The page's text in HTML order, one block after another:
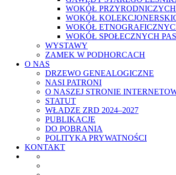
WOKÓŁ
WOKÓŁ
WOKÓŁ
WOKÓŁ SPOŁECZNYCH
WYSTAWY
ZAMEK W PODHORCACH
O NAS
DRZEWO GENEALOGICZNE
NASI PATRONI
O NASZEJ STRONIE
STATUT
WŁADZE ZRD 2024–2027
PUBLIKACJE
DO POBRANIA
POLITYKA PRYWATNOŚCI
KONTAKT